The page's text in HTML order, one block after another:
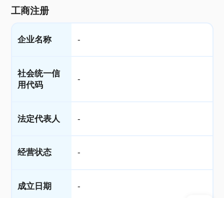
工商注册
企业名称 -
社会统一信
用代码
-
法定代表人 -
经营状态 -
成立日期 -